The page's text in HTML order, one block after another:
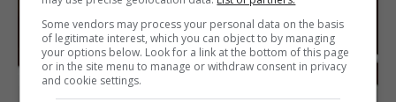
Some vendors may process your personal data on the basis
of legitimate interest, which you can object to by managing
your options below. Look for a link at the bottom of this page
or in the site menu to manage or withdraw consent in privacy
and cookie settings.